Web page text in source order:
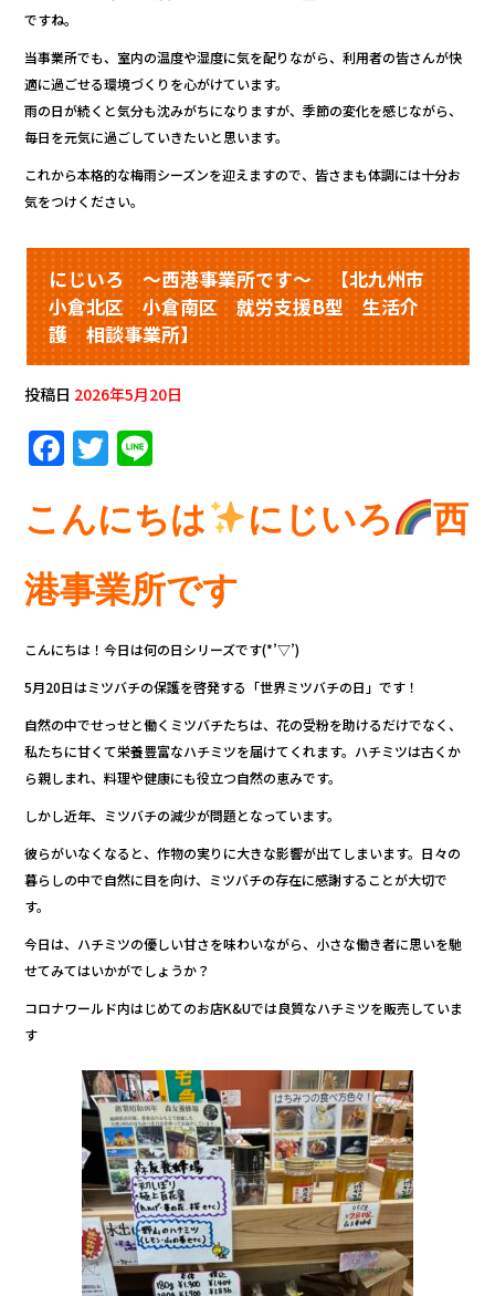
ですね。
当事業所でも、室内の温度や湿度に気を配りながら、利用者の皆さんが快
適に過ごせる環境づくりを心がけています。
雨の日が続くと気分も沈みがちになりますが、季節の変化を感じながら、
毎日を元気に過ごしていきたいと思います。
これから本格的な梅雨シーズンを迎えますので、皆さまも体調には十分お
気をつけください。
にじいろ ～西港事業所です～ 【北九州市
小倉北区 小倉南区 就労支援B型 生活介
護 相談事業所】
投稿日 2026年5月20日
F
a
c
b
o
k
T
w
it
r
e
こんにちは にじいろ
西
港事業所です
こんにちは！今日は何の日シリーズです(*’▽’)
5月20日はミツバチの保護を啓発する「世界ミツバチの日」です！
自然の中でせっせと働くミツバチたちは、花の受粉を助けるだけでなく、
私たちに甘くて栄養豊富なハチミツを届けてくれます。ハチミツは古くか
ら親しまれ、料理や健康にも役立つ自然の恵みです。
しかし近年、ミツバチの減少が問題となっています。
彼らがいなくなると、作物の実りに大きな影響が出てしまいます。日々の
暮らしの中で自然に目を向け、ミツバチの存在に感謝することが大切で
す。
今日は、ハチミツの優しい甘さを味わいながら、小さな働き者に思いを馳
せてみてはいかがでしょうか？
コロナワールド内はじめてのお店K&Uでは良質なハチミツを販売していま
す